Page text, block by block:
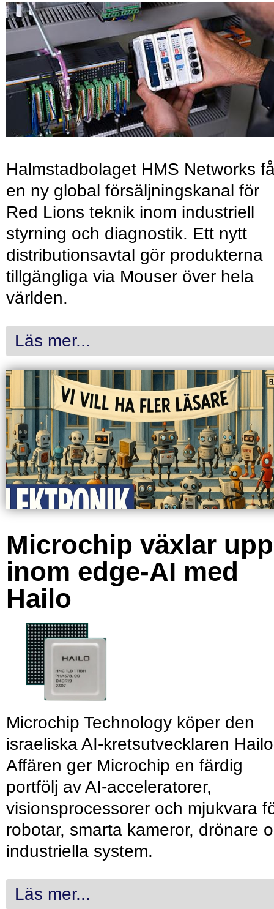
Halmstadbolaget HMS Networks
en ny global försäljningskanal för
Red Lions teknik inom industriell
styrning och diagnostik. Ett nytt
distributionsavtal gör produkterna
tillgängliga via Mouser över hela
världen.
Läs mer...
Microchip växlar upp
inom edge-AI med
Hailo
Microchip Technology köper den
israeliska AI-kretsutvecklaren
Affären ger Microchip en färdig
portfölj av AI-acceleratorer,
visionsprocessorer och mjukvara
robotar, smarta kameror, drönare
industriella system.
Läs mer...